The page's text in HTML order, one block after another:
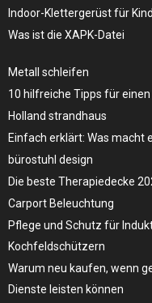
Indoor-Klettergerüst für
Was ist die XAPK-Datei
Metall schleifen
10 hilfreiche Tipps für
Holland strandhaus
Einfach erklärt: Was macht
bürostuhl design
Die beste Therapiedecke
Carport Beleuchtung
Pflege und Schutz für
Kochfeldschützern
Warum neu kaufen, wenn
Dienste leisten können